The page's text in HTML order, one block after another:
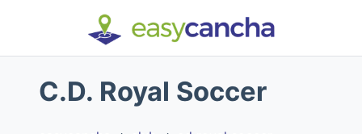
C.D. Royal Soccer